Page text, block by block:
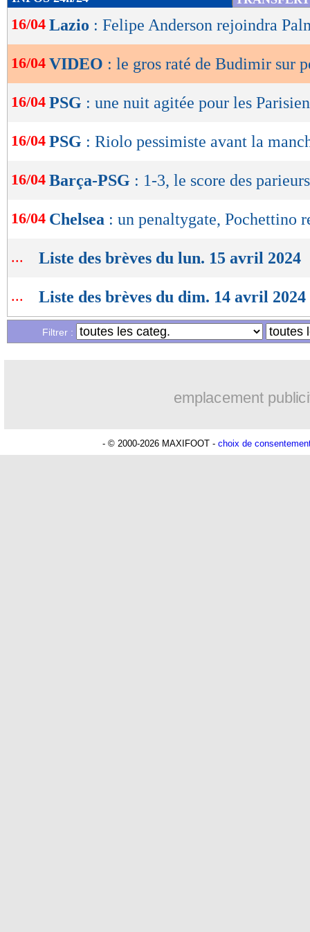
de
lecture
OK
16/04 Lazio : Felipe Anderson rejoindra
16/04 VIDEO : le gros raté de Budimir sur
16/04 PSG : une nuit agitée pour les
16/04 PSG : Riolo pessimiste avant la
16/04 Barça-PSG : 1-3, le score des parieurs
16/04 Chelsea : un penaltygate, Pochettino
... Liste des brèves du lun. 15 avril 2024
... Liste des brèves du dim. 14 avril 2024
Filtrer :
emplacement
- © 2000-2026 MAXIFOOT - choix de